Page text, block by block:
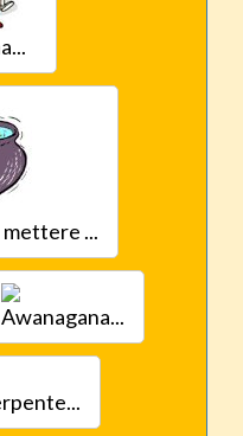
mettere ...
Awanagana...